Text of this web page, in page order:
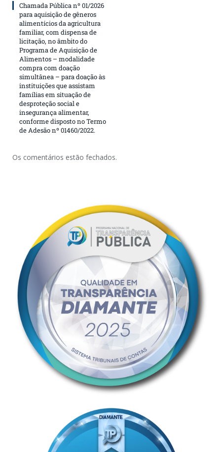
Chamada Pública nº 01/2026
para aquisição de gêneros
alimentícios da agricultura
familiar, com dispensa de
licitação, no âmbito do
Programa de Aquisição de
Alimentos – modalidade
compra com doação
simultânea – para doação às
instituições que assistam
famílias em situação de
desproteção social e
insegurança alimentar,
conforme disposto no Termo
de Adesão nº 01460/2022.
Os comentários estão fechados.